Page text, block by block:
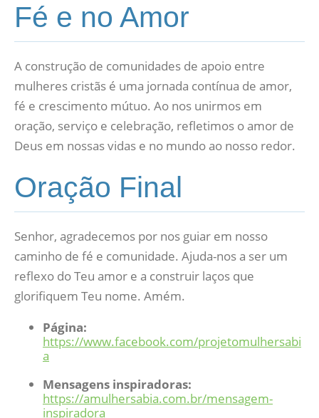
Fé e no Amor
A construção de comunidades de apoio entre
mulheres cristãs é uma jornada contínua de amor,
fé e crescimento mútuo. Ao nos unirmos em
oração, serviço e celebração, refletimos o amor de
Deus em nossas vidas e no mundo ao nosso redor.
Oração Final
Senhor, agradecemos por nos guiar em nosso
caminho de fé e comunidade. Ajuda-nos a ser um
reflexo do Teu amor e a construir laços que
glorifiquem Teu nome. Amém.
Página:
https://www.facebook.com/projetomulhersabi
a
Mensagens inspiradoras:
https://amulhersabia.com.br/mensagem-
inspiradora